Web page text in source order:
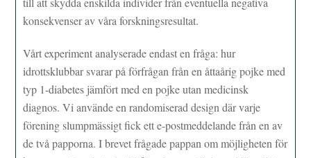
konsekvenser av våra forskningsresultat.
Vårt experiment analyserade endast en fråga: hur
idrottsklubbar svarar på förfrågan från en åttaårig pojke med
typ 1-diabetes jämfört med en pojke utan medicinsk
diagnos. Vi använde en randomiserad design där varje
förening slumpmässigt fick ett e-postmeddelande från en av
de två papporna. I brevet frågade pappan om möjligheten för